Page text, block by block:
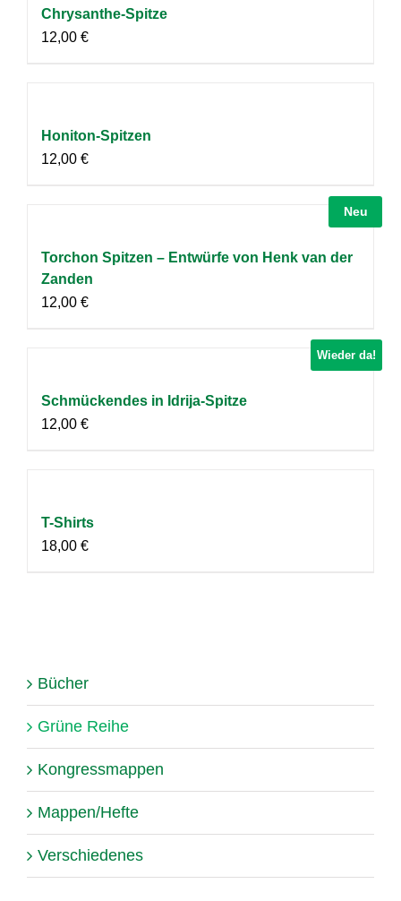
Chrysanthe-Spitze
12,00 €
Honiton-Spitzen
12,00 €
Neu
Torchon Spitzen – Entwürfe von Henk van der
Zanden
12,00 €
Wieder da!
Schmückendes in Idrija-Spitze
12,00 €
T-Shirts
18,00 €
Bücher
Grüne Reihe
Kongressmappen
Mappen/Hefte
Verschiedenes